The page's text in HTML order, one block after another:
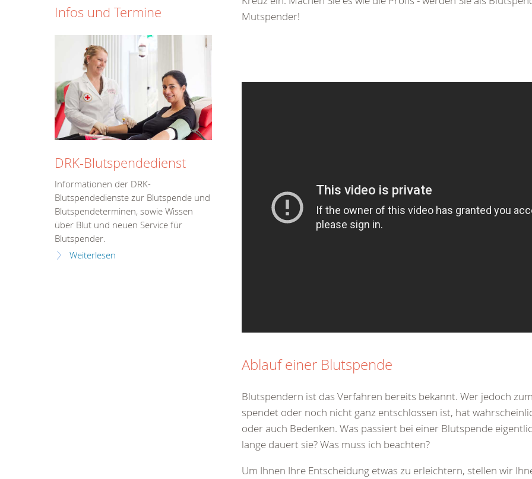
Mutspender!
Ablauf einer Blutspende
Blutspendern ist das Verfahren bereits bekannt. Wer jedoch
spendet oder noch nicht ganz entschlossen ist, hat
oder auch Bedenken. Was passiert bei einer Blutspende
lange dauert sie? Was muss ich beachten?
Um Ihnen Ihre Entscheidung etwas zu erleichtern, stellen wir
Infos und Termine
DRK-Blutspendedienst
Informationen der DRK-
Blutspendedienste zur Blutspende und
Blutspendeterminen, sowie Wissen
über Blut und neuen Service für
Blutspender.
Weiterlesen